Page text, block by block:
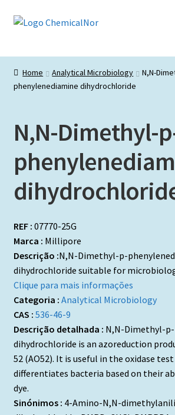
Ir
Saltar
Início
Lista de produtos
Home Analytical Microbiology
N,N-
phenylenediamine dihydrochloride
N,N-Dimethyl-
REF : 07770-25G
Marca : Millipore
Descrição :N,N-Dimethyl-p-
dihydrochloride suitable for
Clique para mais informações
Categoria : Analytical Microbiology
CAS : 536-46-9
Descrição detalhada : N,N-Dimethyl-
dihydrochloride is an azoreduction
52 (AO52). It is useful in the oxidase
differentiates bacteria based on their
dye.
Sinónimos : 4-Amino-N,N-